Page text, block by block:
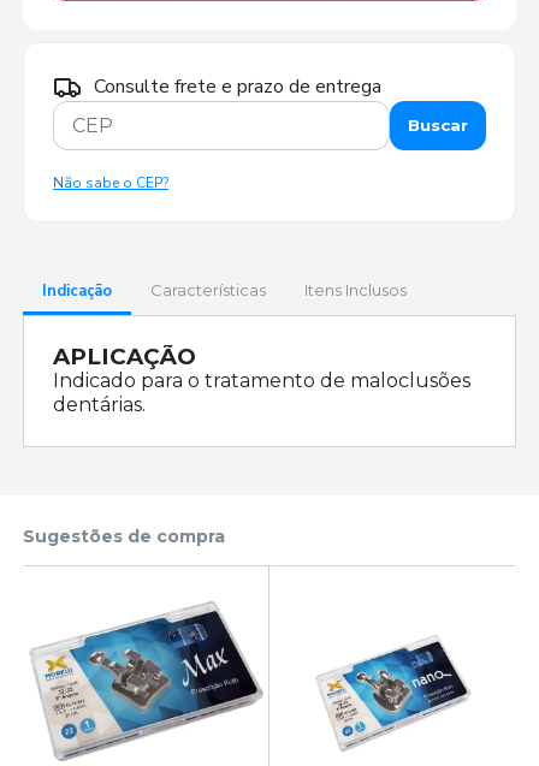
Consulte frete e prazo de entrega
Buscar
Não sabe o CEP?
Indicação Características Itens Inclusos
APLICAÇÃO
Indicado para o tratamento de maloclusões
dentárias.
Sugestões de compra